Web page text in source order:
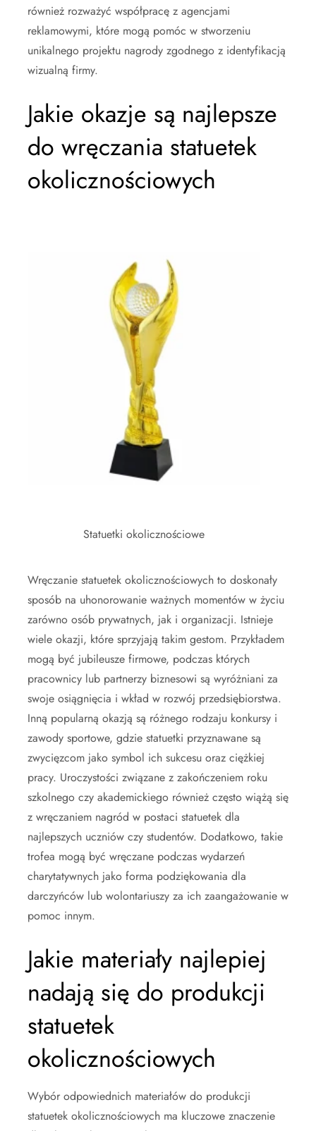
również rozważyć współpracę z agencjami
reklamowymi, które mogą pomóc w stworzeniu
unikalnego projektu nagrody zgodnego z identyfikacją
wizualną firmy.
Jakie okazje są najlepsze
do wręczania statuetek
okolicznościowych
Statuetki okolicznościowe
Wręczanie statuetek okolicznościowych to doskonały
sposób na uhonorowanie ważnych momentów w życiu
zarówno osób prywatnych, jak i organizacji. Istnieje
wiele okazji, które sprzyjają takim gestom. Przykładem
mogą być jubileusze firmowe, podczas których
pracownicy lub partnerzy biznesowi są wyróżniani za
swoje osiągnięcia i wkład w rozwój przedsiębiorstwa.
Inną popularną okazją są różnego rodzaju konkursy i
zawody sportowe, gdzie statuetki przyznawane są
zwycięzcom jako symbol ich sukcesu oraz ciężkiej
pracy. Uroczystości związane z zakończeniem roku
szkolnego czy akademickiego również często wiążą się
z wręczaniem nagród w postaci statuetek dla
najlepszych uczniów czy studentów. Dodatkowo, takie
trofea mogą być wręczane podczas wydarzeń
charytatywnych jako forma podziękowania dla
darczyńców lub wolontariuszy za ich zaangażowanie w
pomoc innym.
Jakie materiały najlepiej
nadają się do produkcji
statuetek
okolicznościowych
Wybór odpowiednich materiałów do produkcji
statuetek okolicznościowych ma kluczowe znaczenie